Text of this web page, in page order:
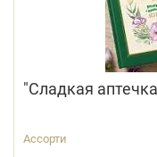
"Сладкая
Ассорти